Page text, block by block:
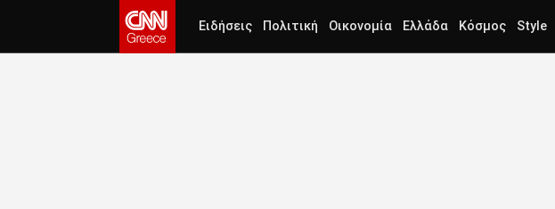
Ειδήσεις Πολιτική Οικονομία Ελλάδα Κόσμος Style